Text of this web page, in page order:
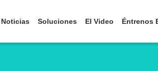
Noticias Soluciones El Video Éntrenos